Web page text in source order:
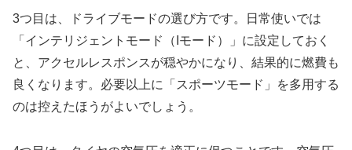
3つ目は、ドライブモードの選び方です。日常使いでは
「インテリジェントモード（Iモード）」に設定しておく
と、アクセルレスポンスが穏やかになり、結果的に燃費も
良くなります。必要以上に「スポーツモード」を多用する
のは控えたほうがよいでしょう。